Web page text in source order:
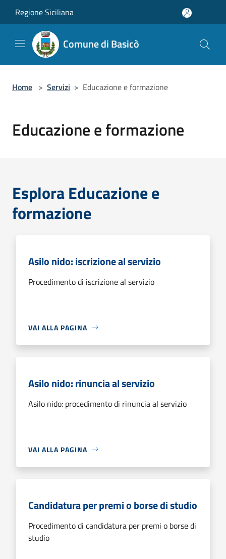
Regione Siciliana
Comune di Basicò
Home > Servizi > Educazione e formazione
Educazione e formazione
Esplora Educazione e
formazione
Asilo nido: iscrizione al servizio
Procedimento di iscrizione al servizio
VAI ALLA PAGINA
Asilo nido: rinuncia al servizio
Asilo nido: procedimento di rinuncia al servizio
VAI ALLA PAGINA
Candidatura per premi o borse di studio
Procedimento di candidatura per premi o borse di
studio